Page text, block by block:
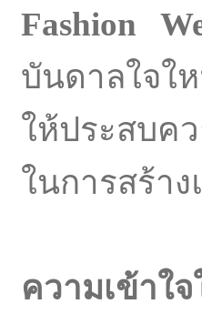
Fashion
บันดาลใจใ
ให้ประสบค
ในการสร้า
ความเข้าใ